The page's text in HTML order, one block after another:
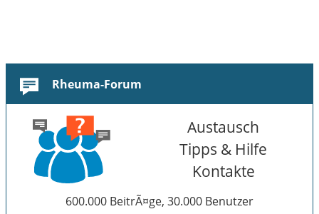
Rheuma-Forum
Austausch
Tipps & Hilfe
Kontakte
600.000 BeitrÃ¤ge, 30.000 Benutzer